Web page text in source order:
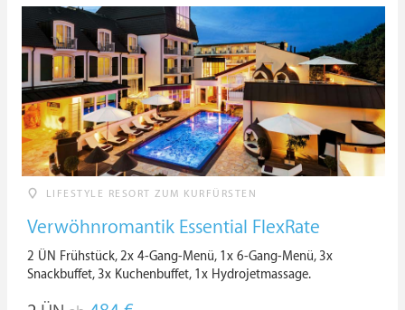
LIFESTYLE RESORT ZUM KURFÜRSTEN
Verwöhnromantik Essential FlexRate
2 ÜN Frühstück, 2x 4-Gang-Menü, 1x 6-Gang-Menü, 3x
Snackbuffet, 3x Kuchenbuffet, 1x Hydrojetmassage.